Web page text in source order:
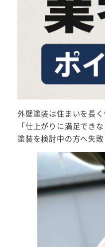
外壁塗装は住まいを長
「仕上がりに満足でき
塗装を検討中の方へ失